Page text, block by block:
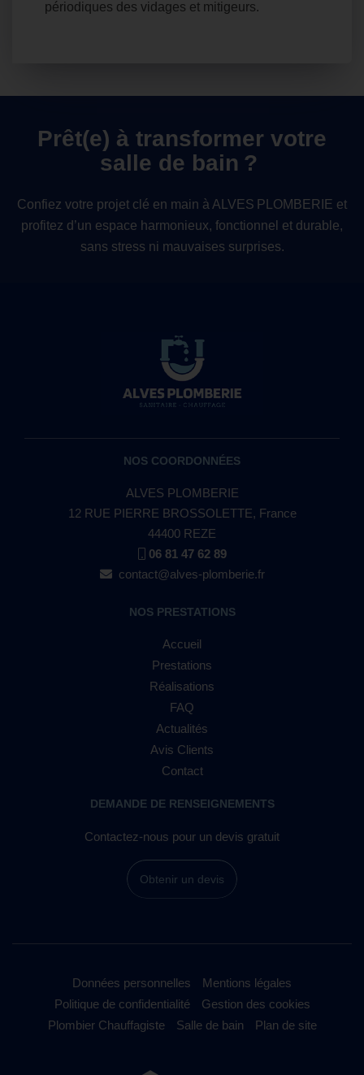
périodiques des vidages et mitigeurs.
Prêt(e) à transformer votre
salle de bain ?
Confiez votre projet clé en main à ALVES PLOMBERIE et
profitez d’un espace harmonieux, fonctionnel et durable,
sans stress ni mauvaises surprises.
NOS COORDONNÉES
ALVES PLOMBERIE
12 RUE PIERRE BROSSOLETTE, France
44400 REZE
06 81 47 62 89
contact@alves-plomberie.fr
NOS PRESTATIONS
Accueil
Prestations
Réalisations
FAQ
Actualités
Avis Clients
Contact
DEMANDE DE RENSEIGNEMENTS
Contactez-nous pour un devis gratuit
Obtenir un devis
Données personnelles
Mentions légales
Politique de confidentialité
Gestion des cookies
Plombier Chauffagiste
Salle de bain Plan de site